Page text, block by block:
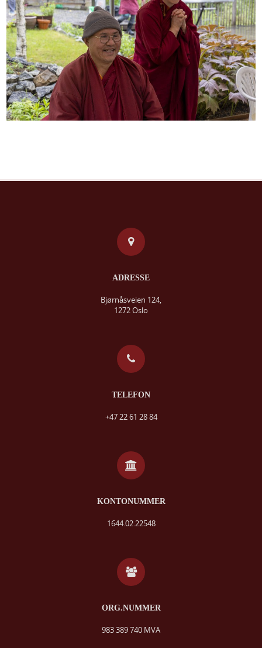
ADRESSE
Bjørnåsveien 124,
1272 Oslo
TELEFON
+47 22 61 28 84
KONTONUMMER
1644.02.22548
ORG.NUMMER
983 389 740 MVA